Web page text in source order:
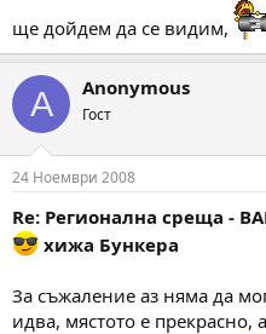
ще дойдем да се видим,
A Anonymous
Гост
24 Ноември 2008
Re: Регионална среща -
хижа Бункера
За съжаление аз няма да
идва, мястото е прекрасно,